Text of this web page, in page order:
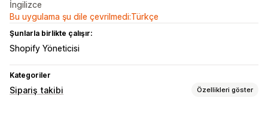
İngilizce
Bu uygulama şu dile çevrilmedi:Türkçe
Şunlarla birlikte çalışır:
Shopify Yöneticisi
Kategoriler
Sipariş takibi Özellikleri göster